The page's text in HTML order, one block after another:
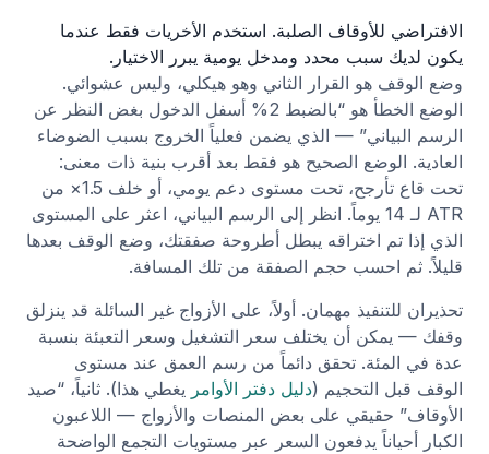
الافتراضي للأوقاف الصلبة. استخدم الأخريات فقط عندما
يكون لديك سبب محدد ومدخل يومية يبرر الاختيار.
وضع الوقف هو القرار الثاني وهو هيكلي، وليس عشوائي.
الوضع الخطأ هو “بالضبط 2% أسفل الدخول بغض النظر عن
الرسم البياني” — الذي يضمن فعلياً الخروج بسبب الضوضاء
العادية. الوضع الصحيح هو فقط بعد أقرب بنية ذات معنى:
تحت قاع تأرجح، تحت مستوى دعم يومي، أو خلف 1.5× من
ATR لـ 14 يوماً. انظر إلى الرسم البياني، اعثر على المستوى
الذي إذا تم اختراقه يبطل أطروحة صفقتك، وضع الوقف بعدها
قليلاً. ثم احسب حجم الصفقة من تلك المسافة.
تحذيران للتنفيذ مهمان. أولاً، على الأزواج غير السائلة قد ينزلق
وقفك — يمكن أن يختلف سعر التشغيل وسعر التعبئة بنسبة
عدة في المئة. تحقق دائماً من رسم العمق عند مستوى
الوقف قبل التحجيم (دليل دفتر الأوامر يغطي هذا). ثانياً، “صيد
الأوقاف” حقيقي على بعض المنصات والأزواج — اللاعبون
الكبار أحياناً يدفعون السعر عبر مستويات التجمع الواضحة